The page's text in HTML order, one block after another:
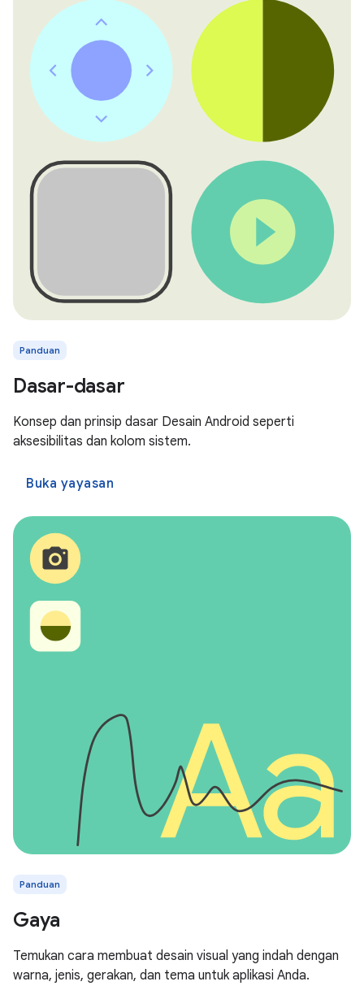
Panduan
Dasar-dasar
Konsep dan prinsip dasar Desain Android seperti
aksesibilitas dan kolom sistem.
Buka yayasan
Panduan
Gaya
Temukan cara membuat desain visual yang indah dengan
warna, jenis, gerakan, dan tema untuk aplikasi Anda.